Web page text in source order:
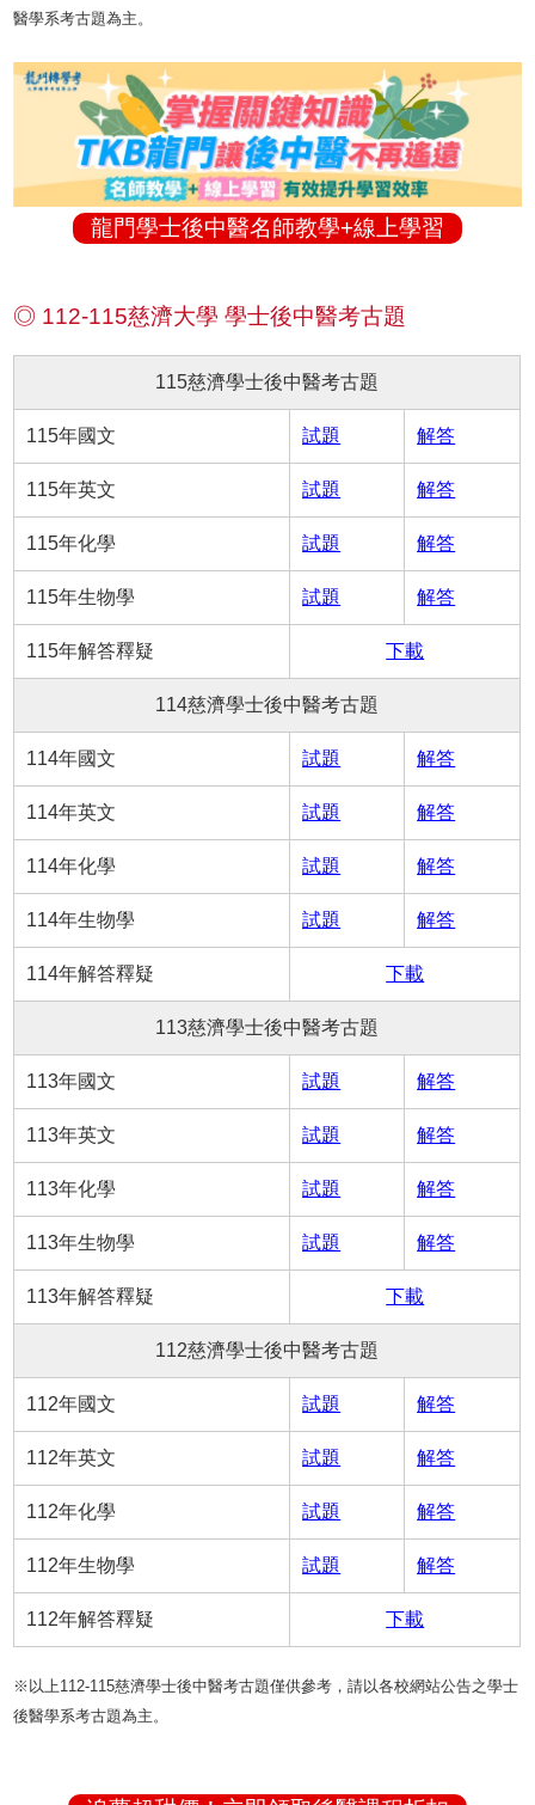
醫學系考古題為主。
龍門學士後中醫名師教學+線上學習
◎ 112-115慈濟大學 學士後中醫考古題
115慈濟學士後中醫考古題
115年國文 試題 解答
115年英文 試題 解答
115年化學 試題 解答
115年生物學 試題 解答
115年解答釋疑 下載
114慈濟學士後中醫考古題
114年國文 試題 解答
114年英文 試題 解答
114年化學 試題 解答
114年生物學 試題 解答
114年解答釋疑 下載
113慈濟學士後中醫考古題
113年國文 試題 解答
113年英文 試題 解答
113年化學 試題 解答
113年生物學 試題 解答
113年解答釋疑 下載
112慈濟學士後中醫考古題
112年國文 試題 解答
112年英文 試題 解答
112年化學 試題 解答
112年生物學 試題 解答
112年解答釋疑 下載
※以上112-115慈濟學士後中醫考古題僅供參考，請以各校網站公告之學士
後醫學系考古題為主。